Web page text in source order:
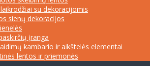
su dekoracijomis
sienų dekoracijos
įranga
kambario ir aikštelės elementai
lentos ir priemonės